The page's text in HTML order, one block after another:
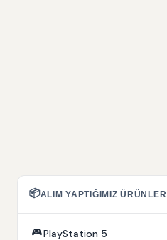
📦ALIM YAPTIĞIMIZ ÜRÜNLER
🎮PlayStation 5